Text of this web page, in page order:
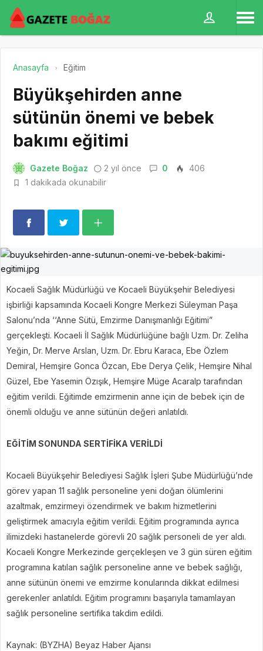
Anasayfa Eğitim
Büyükşehirden anne
sütünün önemi ve bebek
bakımı eğitimi
Gazete Boğaz 2 yıl önce 0
406
1 dakikada okunabilir
Kocaeli Sağlık Müdürlüğü ve Kocaeli Büyükşehir Belediyesi
işbirliği kapsamında Kocaeli Kongre Merkezi Süleyman Paşa
Salonu’nda ‘‘Anne Sütü, Emzirme Danışmanlığı Eğitimi”
gerçekleşti. Kocaeli İl Sağlık Müdürlüğüne bağlı Uzm. Dr. Zeliha
Yeğin, Dr. Merve Arslan, Uzm. Dr. Ebru Karaca, Ebe Özlem
Demiral, Hemşire Gonca Özcan, Ebe Derya Çelik, Hemşire Nihal
Güzel, Ebe Yasemin Özışık, Hemşire Müge Acaralp tarafından
eğitim verildi. Eğitimde emzirmenin anne için de bebek için de
önemli olduğu ve anne sütünün değeri anlatıldı.
EĞİTİM SONUNDA SERTİFİKA VERİLDİ
Kocaeli Büyükşehir Belediyesi Sağlık İşleri Şube Müdürlüğü’nde
görev yapan 11 sağlık personeline yeni doğan ölümlerini
azaltmak, emzirmeyi özendirmek ve bakım hizmetlerini
geliştirmek amacıyla eğitim verildi. Eğitim programında ayrıca
ilimizdeki hastanelerde görevli 20 sağlık personeli de yer aldı.
Kocaeli Kongre Merkezinde gerçekleşen ve 3 gün süren eğitim
programına katılan sağlık personeline anne ve bebek sağlığı,
anne sütünün önemi ve emzirme konularında dikkat edilmesi
gerekenler anlatıldı. Eğitim programını başarıyla tamamlayan
sağlık personeline sertifika takdim edildi.
Kaynak: (BYZHA) Beyaz Haber Ajansı